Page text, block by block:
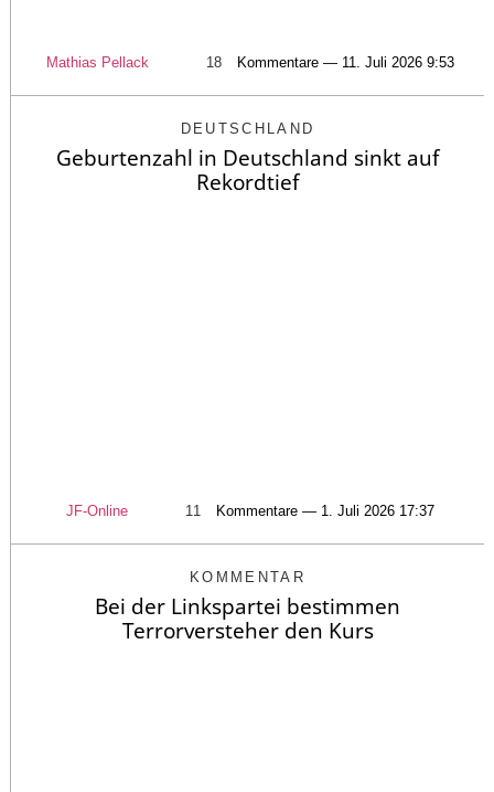
Mathias Pellack 18 Kommentare — 11. Juli 2026 9:53
DEUTSCHLAND
Geburtenzahl in Deutschland sinkt auf
Rekordtief
JF-Online 11 Kommentare — 1. Juli 2026 17:37
KOMMENTAR
Bei der Linkspartei bestimmen
Terrorversteher den Kurs